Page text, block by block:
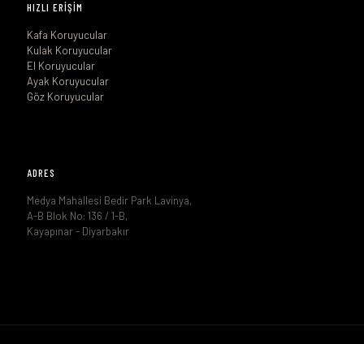
HIZLI ERİŞİM
Kafa Koruyucular
Kulak Koruyucular
El Koruyucular
Ayak Koruyucular
Göz Koruyucular
ADRES
Medya Mahallesi Bedir Park Lavinya,
A-B Blok No: 136 / 1-B,
Kayapınar - Diyarbakır